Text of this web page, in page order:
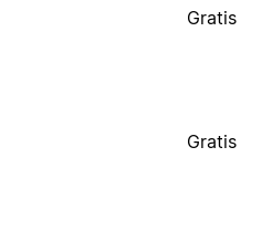
Gratis
Gratis